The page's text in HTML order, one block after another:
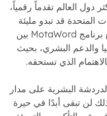
العالم تقدماً رقمياً،
المتحدة قد تبدو مليئة
بالأوراق ومسببة للتوتر. يجمع برنامج MotaWord بين
والدعم البشري، بحيث
الذي تستحقه.
البشرية على مدار
لن تبقى أبدًا في حيرة